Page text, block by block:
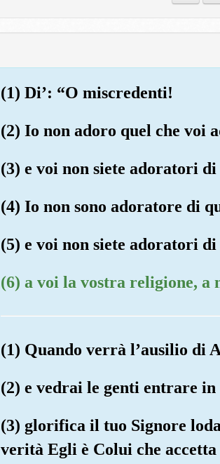
(1) Di’: “O miscredenti!
(2) Io non adoro quel che voi
(3) e voi non siete adoratori
(4) Io non sono adoratore di
(5) e voi non siete adoratori
(6) a voi la vostra religione, a
(1) Quando verrà l’ausilio di
(2) e vedrai le genti entrare
(3) glorifica il tuo Signore
verità Egli è Colui che